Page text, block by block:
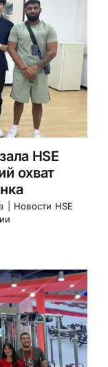
HSE
охват
Новости HSE